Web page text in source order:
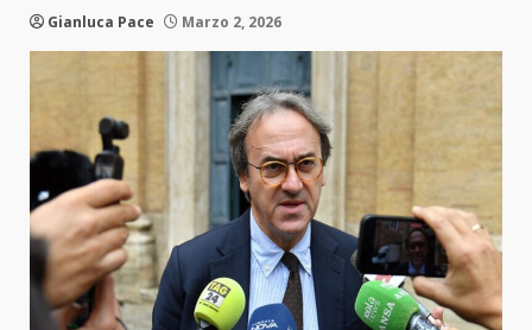
Gianluca Pace Marzo 2, 2026